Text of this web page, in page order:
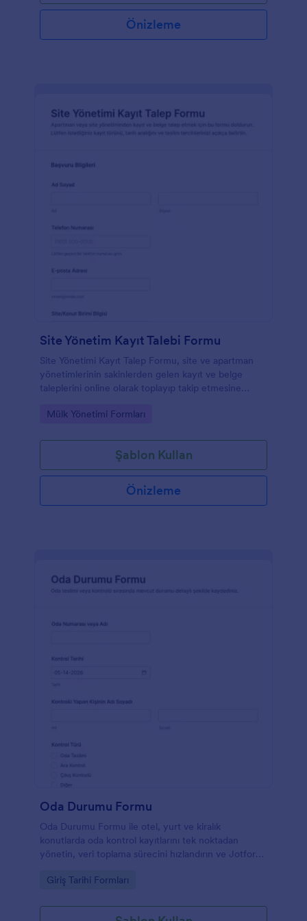
Önizleme
Site Yönetim Kayıt Talebi Formu
Site Yönetimi Kayıt Talep Formu, site ve apartman
yönetimlerinin sakinlerden gelen kayıt ve belge
taleplerini online olarak toplayıp takip etmesine
Go to Category:
Mülk Yönetimi Formları
Şablon Kullan
Önizleme
Oda Durumu Formu
Oda Durumu Formu ile otel, yurt ve kiralık
konutlarda oda kontrol kayıtlarını tek noktadan
yönetin, veri toplama sürecini hızlandırın ve Jotform
Go to Category:
Giriş Tarihi Formları